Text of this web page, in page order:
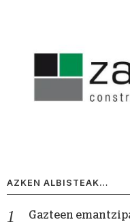
AZKEN ALBISTEAK…
Gazteen